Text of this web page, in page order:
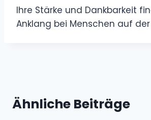
Ihre Stärke und Dankbarkeit
Anklang bei Menschen auf
Ähnliche Beiträge